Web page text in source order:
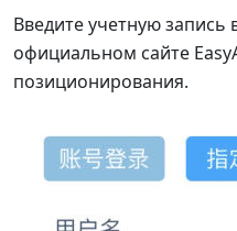
Введите учетную запись
официальном сайте
позиционирования.